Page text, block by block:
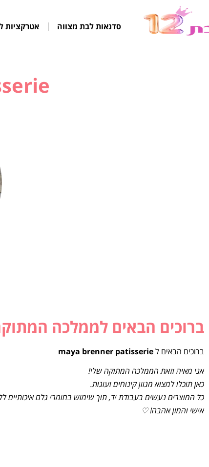
סדנאות לבת מצווה אטרקציות
ברוכים הבאים לממלכה
ברוכים הבאים לmaya brenner patisserie
אני מאיה וזאת הממלכה המתוקה שלי!
כאן תוכלו למצוא מגוון קינוחים ועוגות.
כל המוצרים נעשים בעבודת יד, תוך שימוש בחומרי גלם איכותיים
אישי והמון אהבה! ♡